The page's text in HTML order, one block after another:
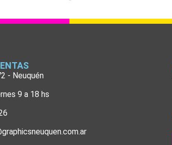
- Neuquén
9 a 18 hs